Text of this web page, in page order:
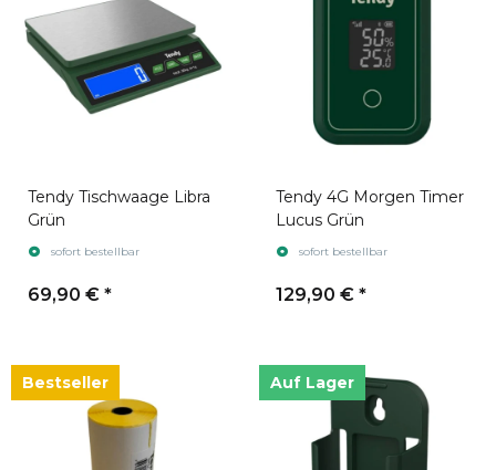
Tendy Tischwaage Libra
Grün
sofort bestellbar
69,90 € *
Tendy 4G Morgen Timer
Lucus Grün
sofort bestellbar
129,90 € *
Bestseller Auf Lager